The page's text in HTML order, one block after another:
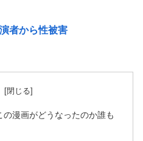
者から性被害
漫画がどうなったのか誰も